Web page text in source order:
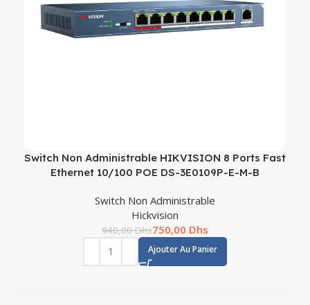
Switch Non Administrable HIKVISION 8 Ports Fast
Ethernet 10/100 POE DS-3E0109P-E-M-B
Switch Non Administrable
Hickvision
940,00Dhs750,00 Dhs
Ajouter Au Panier